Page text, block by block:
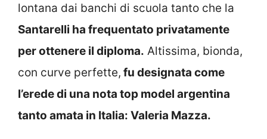
lontana dai banchi di scuola tanto che la
Santarelli ha frequentato privatamente
per ottenere il diploma. Altissima, bionda,
con curve perfette, fu designata come
l’erede di una nota top model argentina
tanto amata in Italia: Valeria Mazza.